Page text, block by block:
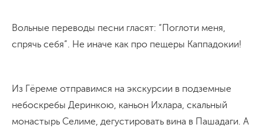
Вольные переводы песни гласят: “Поглоти меня,
спрячь себя”. Не иначе как про пещеры Каппадокии!
Из Гёреме отправимся на экскурсии в подземные
небоскребы Деринкою, каньон Ихлара, скальный
монастырь Селиме, дегустировать вина в Пашадаги. А